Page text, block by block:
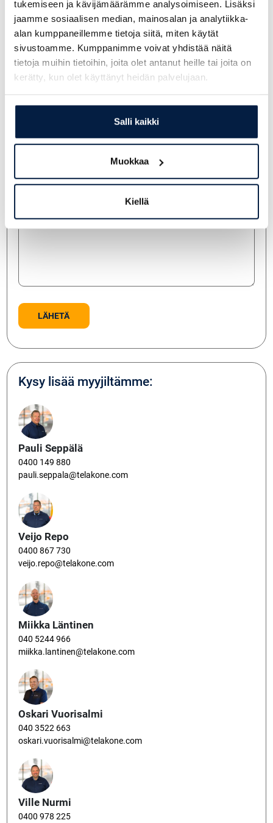
tukemiseen ja kävijämäärämme analysoimiseen. Lisäksi
jaamme sosiaalisen median, mainosalan ja analytiikka-
alan kumppaneillemme tietoja siitä, miten käytät
sivustoamme. Kumppanimme voivat yhdistää näitä
tietoja muihin tietoihin, joita olet antanut heille tai joita on
kerätty, kun olet käyttänyt heidän palvelujaan.
Salli kaikki
Muokkaa
Kiellä
Sähköposti
Puhelin
Kysy lisää myyjiltämme:
Pauli Seppälä
0400 149 880
pauli.seppala@telakone.com
Veijo Repo
0400 867 730
veijo.repo@telakone.com
Miikka Läntinen
040 5244 966
miikka.lantinen@telakone.com
Oskari Vuorisalmi
040 3522 663
oskari.vuorisalmi@telakone.com
Ville Nurmi
0400 978 225